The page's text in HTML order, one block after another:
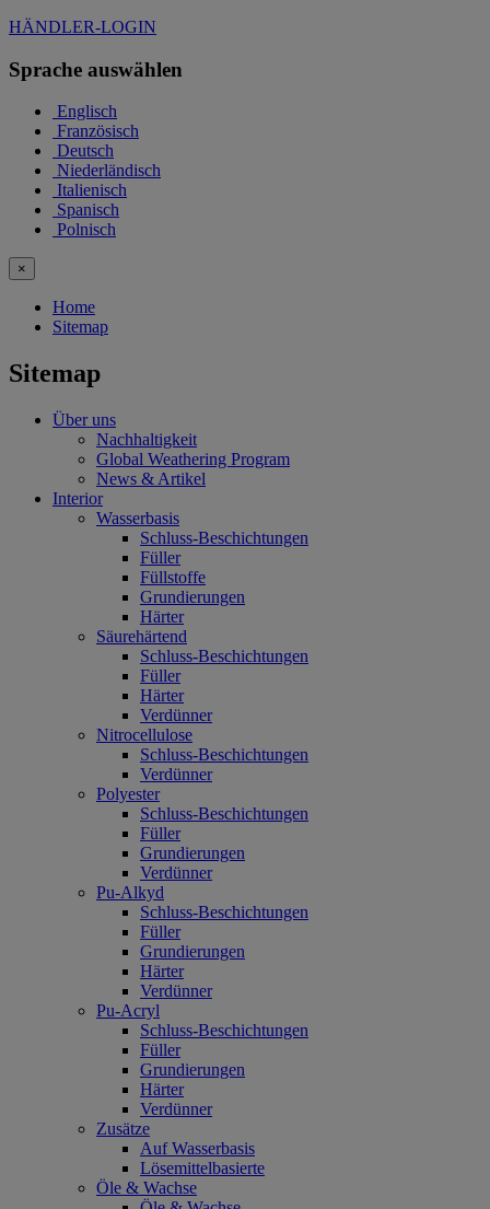
HÄNDLER-LOGIN
Sprache auswählen
Englisch
Französisch
Deutsch
Niederländisch
Italienisch
Spanisch
Polnisch
×
Home
Sitemap
Sitemap
Über uns
Nachhaltigkeit
Global Weathering Program
News & Artikel
Interior
Wasserbasis
Schluss-Beschichtungen
Füller
Füllstoffe
Grundierungen
Härter
Säurehärtend
Schluss-Beschichtungen
Füller
Härter
Verdünner
Nitrocellulose
Schluss-Beschichtungen
Verdünner
Polyester
Schluss-Beschichtungen
Füller
Grundierungen
Verdünner
Pu-Alkyd
Schluss-Beschichtungen
Füller
Grundierungen
Härter
Verdünner
Pu-Acryl
Schluss-Beschichtungen
Füller
Grundierungen
Härter
Verdünner
Zusätze
Auf Wasserbasis
Lösemittelbasierte
Öle & Wachse